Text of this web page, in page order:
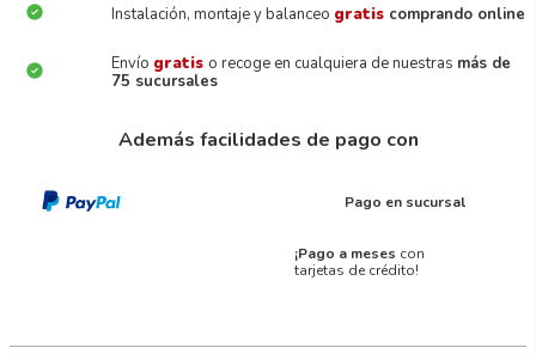
Instalación, montaje y balanceo gratis comprando online
Envío gratis o recoge en cualquiera de nuestras más de
75 sucursales
Además facilidades de pago con
Pago en sucursal
¡Pago a meses con
tarjetas de crédito!